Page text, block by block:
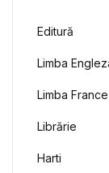
Editură
Limba
Limba
Librărie
Harti